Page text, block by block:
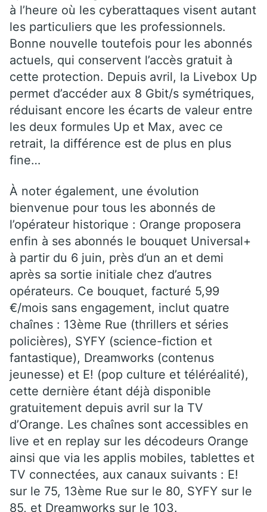
à l’heure où les cyberattaques visent autant
les particuliers que les professionnels.
Bonne nouvelle toutefois pour les abonnés
actuels, qui conservent l’accès gratuit à
cette protection. Depuis avril, la Livebox Up
permet d’accéder aux 8 Gbit/s symétriques,
réduisant encore les écarts de valeur entre
les deux formules Up et Max, avec ce
retrait, la différence est de plus en plus
fine…
À noter également, une évolution
bienvenue pour tous les abonnés de
l’opérateur historique : Orange proposera
enfin à ses abonnés le bouquet Universal+
à partir du 6 juin, près d’un an et demi
après sa sortie initiale chez d’autres
opérateurs. Ce bouquet, facturé 5,99
€/mois sans engagement, inclut quatre
chaînes : 13ème Rue (thrillers et séries
policières), SYFY (science-fiction et
fantastique), Dreamworks (contenus
jeunesse) et E! (pop culture et téléréalité),
cette dernière étant déjà disponible
gratuitement depuis avril sur la TV
d’Orange. Les chaînes sont accessibles en
live et en replay sur les décodeurs Orange
ainsi que via les applis mobiles, tablettes et
TV connectées, aux canaux suivants : E!
sur le 75, 13ème Rue sur le 80, SYFY sur le
85, et Dreamworks sur le 103.